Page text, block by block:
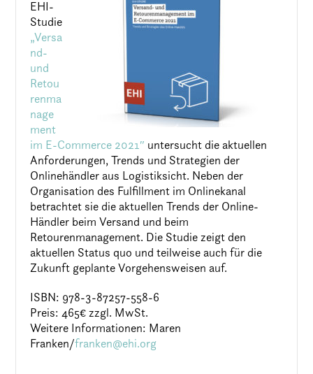
EHI-
Studie
„Versa
nd-
und
Retou
renma
nage
ment
im E-Commerce 2021″ untersucht die aktuellen
Anforderungen, Trends und Strategien der
Onlinehändler aus Logistiksicht. Neben der
Organisation des Fulfillment im Onlinekanal
betrachtet sie die aktuellen Trends der Online-
Händler beim Versand und beim
Retourenmanagement. Die Studie zeigt den
aktuellen Status quo und teilweise auch für die
Zukunft geplante Vorgehensweisen auf.
ISBN: 978-3-87257-558-6
Preis: 465€ zzgl. MwSt.
Weitere Informationen: Maren
Franken/franken@ehi.org